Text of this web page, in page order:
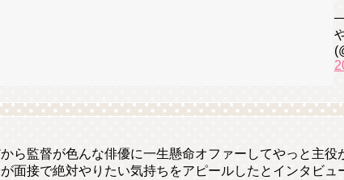
—
ら監督が色んな俳優に一生懸命オファーしてやっと主
面接で絶対やりたい気持ちをアピールしたとインタビュ